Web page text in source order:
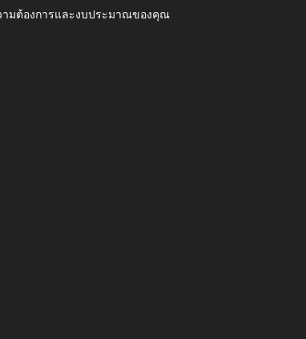
ามต้องการและงบประมาณของคุณ